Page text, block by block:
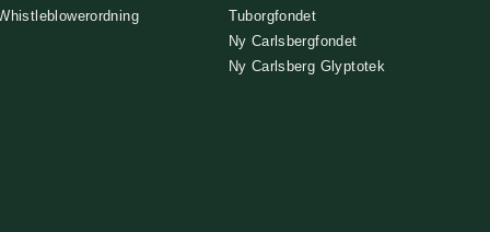
Tuborgfondet
Ny Carlsbergfondet
Ny Carlsberg Glyptotek